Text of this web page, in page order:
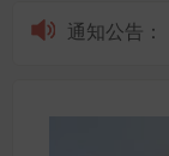
通知公告 ：